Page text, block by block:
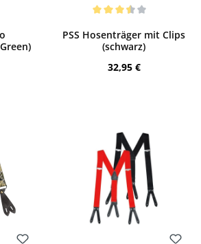
Bewerten
PSS Hosenträger mit Clips
(schwarz)
Regulärer Preis:
32,95 €